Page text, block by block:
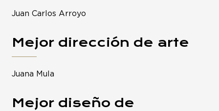
Juan Carlos Arroyo
Mejor dirección de arte
Juana Mula
Mejor diseño de